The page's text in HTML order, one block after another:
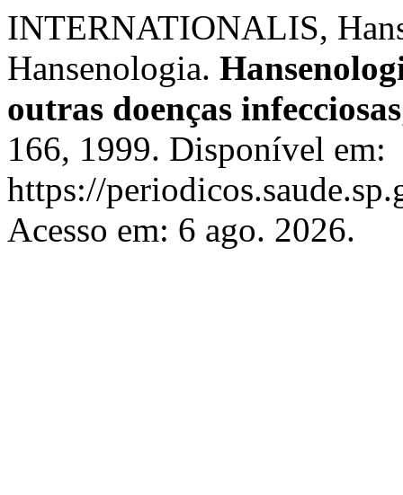
INTERNATIONALIS,
Hansenologia.
outras doenças infecciosas
166, 1999. Disponível em:
https://
Acesso em: 6 ago. 2026.